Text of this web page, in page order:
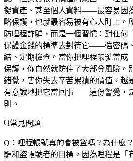
擬資產、甚至個人資料——最容易因
略保護，也就最容易被有心人盯上。
防哩程詐騙，而是一個習慣：對任何
保護金錢的標準去對待它——強密碼
結、定期檢查。當你把哩程帳號當成
保護，你自然就防住了大部分風險。
錯覺，害你失去辛苦累積的價值。越
有意識地把它當回事——這份警覺，
則。
常見問題
Q：哩程帳號真的會被盜嗎？為什麼？
騙和盜帳號者的目標。因為哩程是「